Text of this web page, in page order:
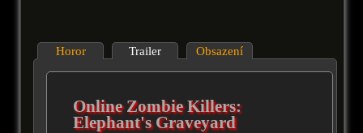
Horor Trailer Obsazení
Online Zombie Killers:
Elephant's Graveyard